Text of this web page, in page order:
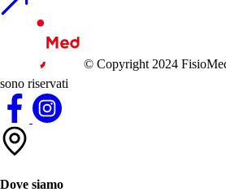
© Copyright 2024
sono riservati
Dove siamo